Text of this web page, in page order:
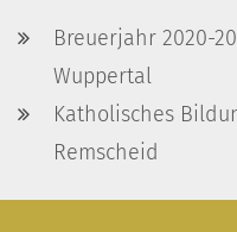
Breuerjahr 2020-
Wuppertal
Katholisches
Remscheid